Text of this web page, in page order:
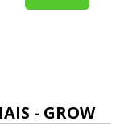
- GROW